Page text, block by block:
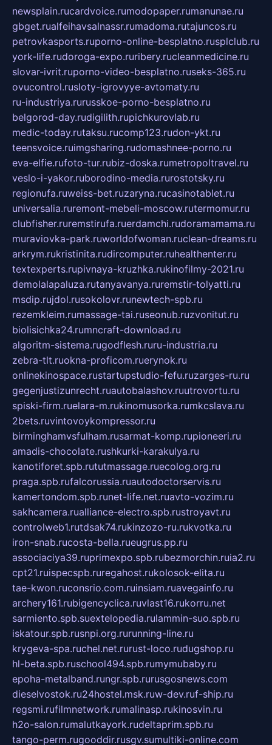
newsplain.rucardvoice.rumodopaper.rumanunae.ru
gbget.rualfeihavsalnassr.rumadoma.rutajuncos.ru
petrovkasports.ruporno-online-besplatno.rusplclub.ru
york-life.rudoroga-expo.ruribery.rucleanmedicine.ru
slovar-ivrit.ruporno-video-besplatno.ruseks-365.ru
ovucontrol.rusloty-igrovyye-avtomaty.ru
ru-industriya.rurusskoe-porno-besplatno.ru
belgorod-day.rudigilith.rupichkurovlab.ru
medic-today.rutaksu.rucomp123.rudon-ykt.ru
teensvoice.ruimgsharing.rudomashnee-porno.ru
eva-elfie.rufoto-tur.rubiz-doska.rumetropoltravel.ru
veslo-i-yakor.ruborodino-media.rurostotsky.ru
regionufa.ruweiss-bet.ruzaryna.rucasinotablet.ru
universalia.ruremont-mebeli-moscow.rutermomur.ru
clubfisher.ruremstirufa.ruerdamchi.rudoramamama.ru
muraviovka-park.ruworldofwoman.ruclean-dreams.ru
arkrym.rukristinita.rudircomputer.ruhealthenter.ru
textexperts.rupivnaya-kruzhka.rukinofilmy-2021.ru
demolalapaluza.rutanyavanya.ruremstir-tolyatti.ru
msdip.rujdol.rusokolovr.runewtech-spb.ru
rezemkleim.rumassage-tai.ruseonub.ruzvonitut.ru
biolisichka24.rumncraft-download.ru
algoritm-sistema.rugodflesh.ruru-industria.ru
zebra-tlt.ruokna-proficom.ruerynok.ru
onlinekinospace.rustartupstudio-fefu.ruzarges-ru.ru
gegenjustizunrecht.ruautobalashov.ruutrovortu.ru
spiski-firm.ruelara-m.rukinomusorka.rumkcslava.ru
2bets.ruvintovoykompressor.ru
birminghamvsfulham.rusarmat-komp.rupioneeri.ru
amadis-chocolate.rushkurki-karakulya.ru
kanotiforet.spb.rututmassage.ruecolog.org.ru
praga.spb.rufalcorussia.ruautodoctorservis.ru
kamertondom.spb.runet-life.net.ruavto-vozim.ru
sakhcamera.rualliance-electro.spb.rustroyavt.ru
controlweb1.rutdsak74.rukinzozo-ru.rukvotka.ru
iron-snab.rucosta-bella.rueugrus.pp.ru
associaciya39.ruprimexpo.spb.rubezmorchin.ruia2.ru
cpt21.ruispecspb.ruregahost.rukolosok-elita.ru
tae-kwon.ruconsrio.com.ruinsiam.ruavegainfo.ru
archery161.rubigencyclica.ruvlast16.rukorru.net
sarmiento.spb.suextelopedia.rulammin-suo.spb.ru
iskatour.spb.rusnpi.org.rurunning-line.ru
krygeva-spa.ruchel.net.rurust-loco.rudugshop.ru
hl-beta.spb.ruschool494.spb.rumymubaby.ru
epoha-metalband.rungr.spb.rurusgosnews.com
dieselvostok.ru24hostel.msk.ruw-dev.ruf-ship.ru
regsmi.rufilmnetwork.rumalinasp.rukinosvin.ru
h2o-salon.rumalutkayork.rudeltaprim.spb.ru
tango-perm.rugooddir.rusgv.sumultiki-online.com